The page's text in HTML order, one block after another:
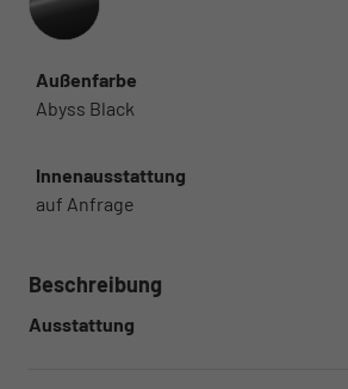
Außenfarbe
Abyss Black
Innenausstattung
auf Anfrage
Beschreibung
Ausstattung